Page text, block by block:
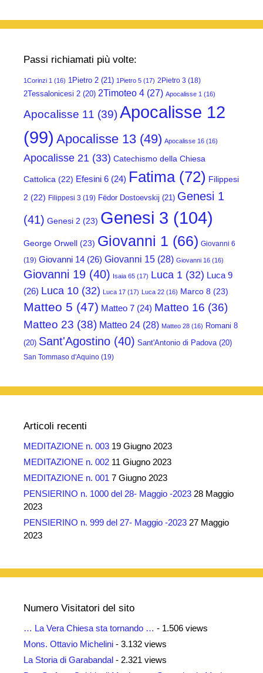
Passi richiamati più volte:
1Corinzi 1 (16) 1Pietro 2 (21) 1Pietro 5 (17) 2Pietro 3 (18)
2Tessalonicesi 2 (20) 2Timoteo 4 (27) Apocalisse 1 (16)
Apocalisse 11 (39)Apocalisse 12
(99) Apocalisse 13 (49) Apocalisse 16 (16)
Apocalisse 21 (33) Catechismo della Chiesa
Cattolica (22) Efesini 6 (24) Fatima(72) Filippesi
2 (22) Filippesi 3 (19) Fëdor Dostoevskij (21) Genesi 1
(41) Genesi 2 (23) Genesi 3 (104)
George Orwell (23) Giovanni 1 (66) Giovanni 6
(19) Giovanni 14 (26) Giovanni 15 (28) Giovanni 16 (16)
Giovanni 19 (40) Isaia 65 (17) Luca 1 (32) Luca 9
(26) Luca 10 (32) Luca 17 (17) Luca 22 (16) Marco 8 (23)
Matteo 5 (47) Matteo 7 (24) Matteo 16 (36)
Matteo 23 (38) Matteo 24 (28) Matteo 28 (16) Romani 8
(20) Sant'Agostino (40) Sant'Antonio di Padova(20)
San Tommaso d'Aquino (19)
Articoli recenti
MEDITAZIONE n. 003 19 Giugno 2023
MEDITAZIONE n. 002 11 Giugno 2023
MEDITAZIONE n. 001 7 Giugno 2023
PENSIERINO n. 1000 del 28- Maggio -2023 28 Maggio
2023
PENSIERINO n. 999 del 27- Maggio -2023 27 Maggio
2023
Numero Visitatori del sito
… La Vera Chiesa sta tornando … - 1.506 views
Mons. Ottavio Michelini - 3.132 views
La Storia di Garabandal - 2.321 views